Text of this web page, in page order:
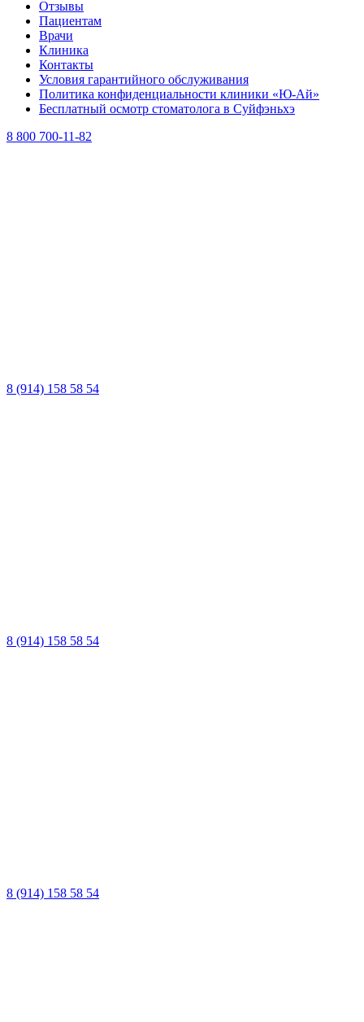
Отзывы
Пациентам
Врачи
Клиника
Контакты
Условия гарантийного обслуживания
Политика конфиденциальности клиники «Ю-Ай»
Бесплатный осмотр стоматолога в Суйфэньхэ
8 800 700-11-82
8 (914) 158 58 54
8 (914) 158 58 54
8 (914) 158 58 54